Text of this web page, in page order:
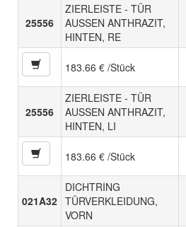
25556
ZIERLEISTE - TÜR
AUSSEN ANTHRAZIT,
HINTEN, RE
183.66 € /Stück
25556
ZIERLEISTE - TÜR
AUSSEN ANTHRAZIT,
HINTEN, LI
183.66 € /Stück
021A32
DICHTRING
TÜRVERKLEIDUNG,
VORN